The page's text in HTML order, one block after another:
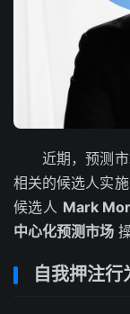
近期，预测
相关的候选人实
候选人 Mark
中心化预测市场
自我押注行